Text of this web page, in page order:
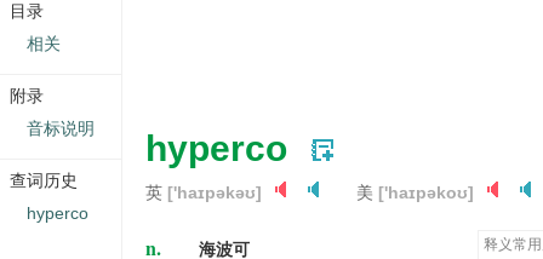
hyperco
英 ['haɪpəkəʊ] 美 ['haɪpəkoʊ]
n. 海波可 释义常
目录
相关
附录
音标说明
查词历史
hyperco